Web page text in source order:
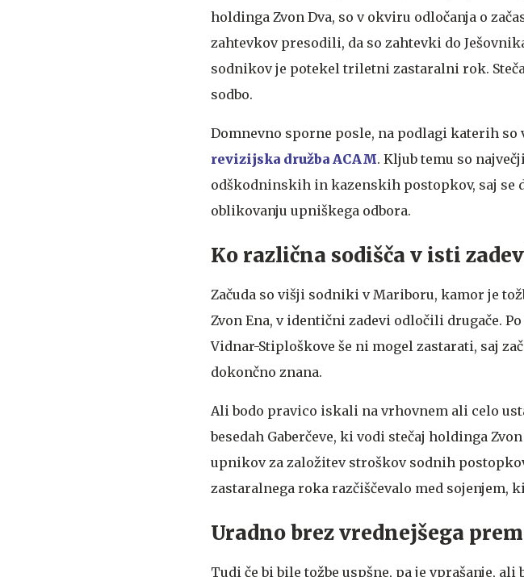
holdinga Zvon Dva, so v okviru odločanja o
zahtevkov presodili, da so zahtevki do
sodnikov je potekel triletni zastaralni rok.
sodbo.
Domnevno sporne posle, na podlagi katerih so
revizijska družba ACAM. Kljub temu so
odškodninskih in kazenskih postopkov, saj se
oblikovanju upniškega odbora.
Ko različna sodišča v isti
Začuda so višji sodniki v Mariboru, kamor je
Zvon Ena, v identični zadevi odločili drugače.
Vidnar-Stiploškove še ni mogel zastarati, saj
dokončno znana.
Ali bodo pravico iskali na vrhovnem ali celo
besedah Gaberčeve, ki vodi stečaj holdinga
upnikov za založitev stroškov sodnih
zastaralnega roka razčiščevalo med sojenjem,
Uradno brez vrednejšega
Tudi če bi bile tožbe uspšne, pa je vprašanje,